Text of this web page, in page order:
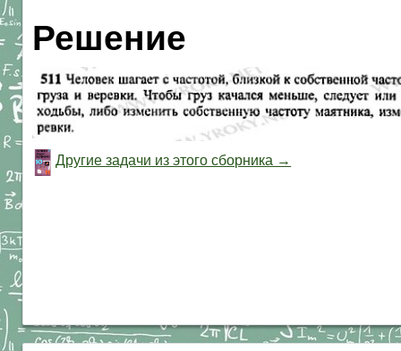
Решение
Другие задачи из этого сборника →